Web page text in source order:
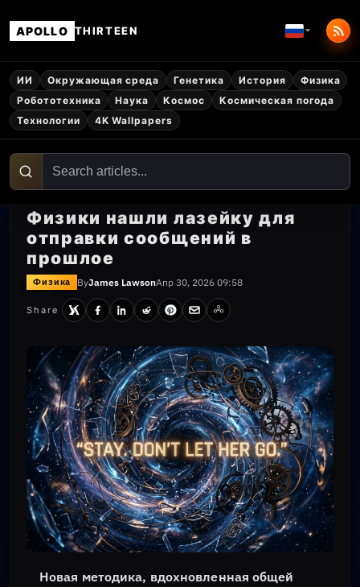
APOLLO THIRTEEN
ИИ Окружающая среда Генетика История
Физика
Робототехника
Наука Космос
Космическая погода
Технологии
4K Wallpapers
Физики нашли лазейку для
отправки сообщений в
прошлое
Физика ByJames LawsonАпр 30, 2026 09:58
Share
Новая методика, вдохновленная общей